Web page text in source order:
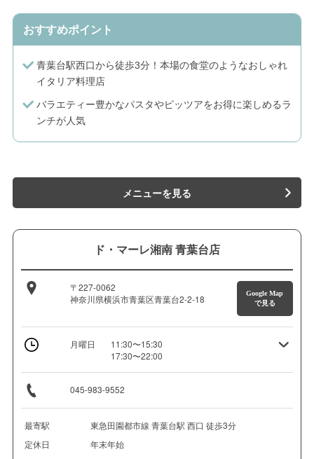
おすすめポイント
青葉台駅西口から徒歩3分！本場の食堂のようなおしゃれ
イタリア料理店
バラエティー豊かなパスタやピッツアをお得に楽しめるラ
ンチが人気
メニューを見る
ド・マーレ湘南 青葉台店
〒227-0062
神奈川県横浜市青葉区青葉台2-2-18
Google Map
で見る
月曜日
11:30〜15:30
17:30〜22:00
045-983-9552
最寄駅
東急田園都市線 青葉台駅 西口 徒歩3分
定休日
年末年始